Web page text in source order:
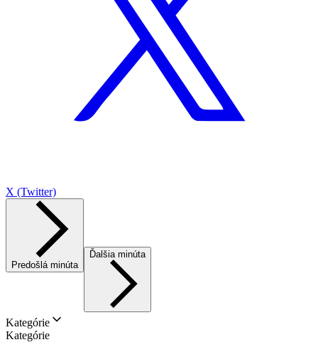
X (Twitter)
Predošlá minúta
Ďalšia minúta
Kategórie
Kategórie